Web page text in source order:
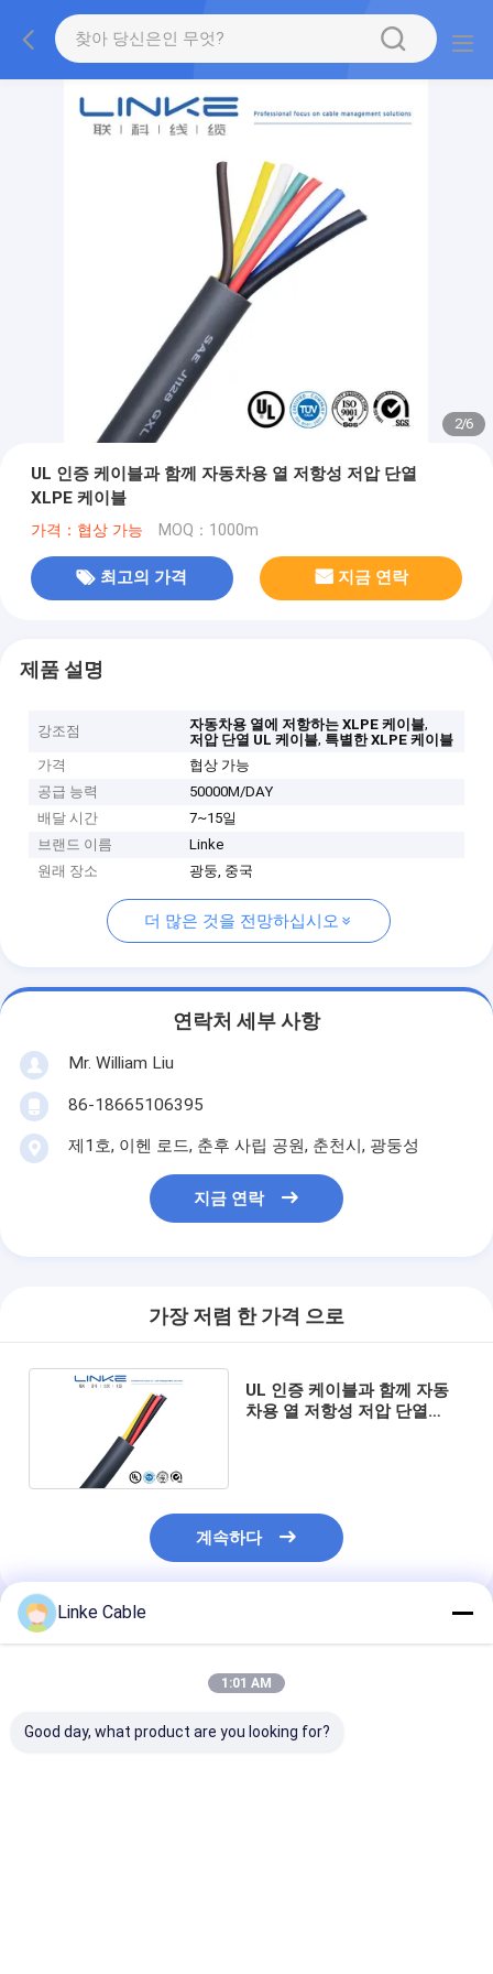
2/6
UL 인증 케이블과 함께 자동차용 열 저항성 저압 단열
XLPE 케이블
가격：협상 가능 MOQ：1000m
최고의 가격 지금 연락
제품 설명
강조점 자동차용 열에 저항하는 XLPE 케이블,
저압 단열 UL 케이블, 특별한 XLPE 케이블
가격
협상 가능
공급 능력
50000M/DAY
배달 시간
7~15일
브랜드 이름
Linke
원래 장소
광둥, 중국
더 많은 것을 전망하십시오
연락처 세부 사항
Mr. William Liu
86-18665106395
제1호, 이헨 로드, 춘후 사립 공원, 춘천시, 광둥성
지금 연락
가장 저렴 한 가격 으로
UL 인증 케이블과 함께 자동
차용 열 저항성 저압 단열
계속하다
추천된 제품
Linke Cable
1:01 AM
Good day, what product are you looking for?